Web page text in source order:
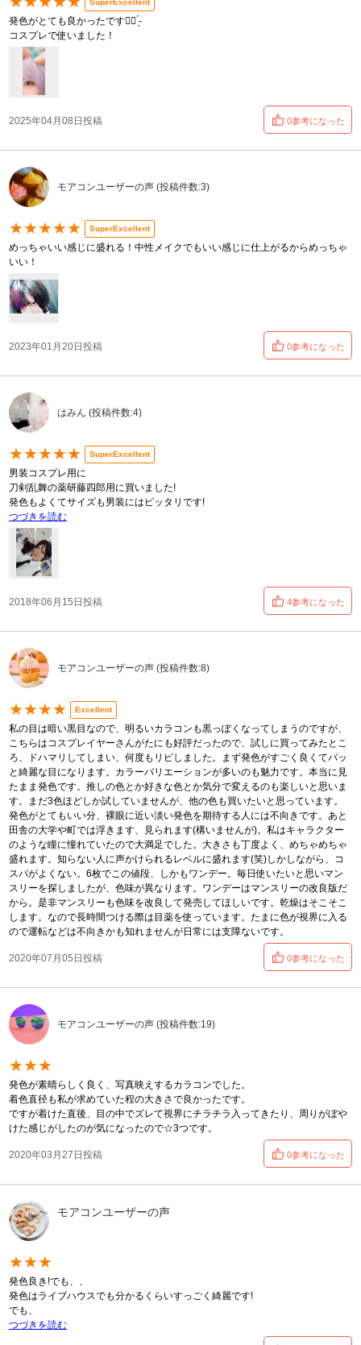
SuperExcellent
発色がとても良かったです︎👍🏻 ̖́-
コスプレで使いました！
2025年04月08日投稿 0参考になった
モアコンユーザーの声 (投稿件数:3)
★★★★★ SuperExcellent
めっちゃいい感じに盛れる！中性メイクでもいい感じに仕上がるからめっちゃ
いい！
2023年01月20日投稿 0参考になった
はみん (投稿件数:4)
★★★★★ SuperExcellent
男装コスプレ用に
刀剣乱舞の薬研藤四郎用に買いました!
発色もよくてサイズも男装にはピッタリです!
つづきを読む
2018年06月15日投稿 4参考になった
モアコンユーザーの声 (投稿件数:8)
★★★★ Excellent
私の目は暗い黒目なので、明るいカラコンも黒っぽくなってしまうのですが、
こちらはコスプレイヤーさんがたにも好評だったので、試しに買ってみたとこ
ろ、ドハマリしてしまい、何度もリピしました。まず発色がすごく良くてパッ
と綺麗な目になります。カラーバリエーションが多いのも魅力です。本当に見
たまま発色です。推しの色とか好きな色とか気分で変えるのも楽しいと思いま
す。まだ3色ほどしか試していませんが、他の色も買いたいと思っています。
発色がとてもいい分、裸眼に近い淡い発色を期待する人には不向きです。あと
田舎の大学や町では浮きます、見られます(構いませんが)。私はキャラクター
のような瞳に憧れていたので大満足でした。大きさも丁度よく、めちゃめちゃ
盛れます。知らない人に声かけられるレベルに盛れます(笑)しかしながら、コ
スパがよくない。6枚でこの値段、しかもワンデー。毎日使いたいと思いマン
スリーを探しましたが、色味が異なります。ワンデーはマンスリーの改良版だ
から。是非マンスリーも色味を改良して発売してほしいです。乾燥はそこそこ
します。なので長時間つける際は目薬を使っています。たまに色が視界に入る
ので運転などは不向きかも知れませんが日常には支障ないです。
2020年07月05日投稿 0参考になった
モアコンユーザーの声 (投稿件数:19)
★★★
発色が素晴らしく良く、写真映えするカラコンでした。
着色直径も私が求めていた程の大きさで良かったです。
ですが着けた直後、目の中でズレて視界にチラチラ入ってきたり、周りがぼや
けた感じがしたのが気になったので☆3つです。
2020年03月27日投稿 0参考になった
モアコンユーザーの声
★★★
発色良き!でも、、
発色はライブハウスでも分かるくらいすっごく綺麗です!
でも、
つづきを読む